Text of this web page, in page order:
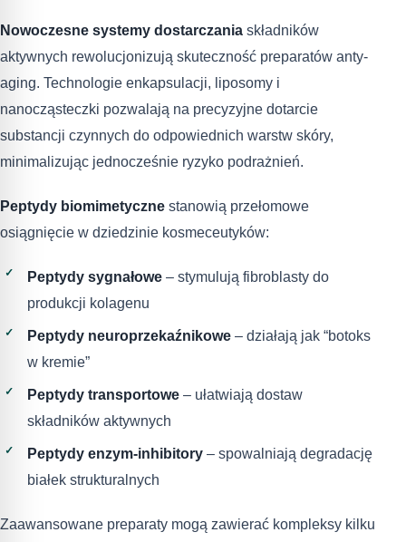
Nowoczesne systemy dostarczania składników
aktywnych rewolucjonizują skuteczność preparatów anty-
aging. Technologie enkapsulacji, liposomy i
nanocząsteczki pozwalają na precyzyjne dotarcie
substancji czynnych do odpowiednich warstw skóry,
minimalizując jednocześnie ryzyko podrażnień.
Peptydy biomimetyczne stanowią przełomowe
osiągnięcie w dziedzinie kosmeceutyków:
Peptydy sygnałowe – stymulują fibroblasty do
produkcji kolagenu
Peptydy neuroprzekaźnikowe – działają jak “botoks
w kremie”
Peptydy transportowe – ułatwiają dostaw
składników aktywnych
Peptydy enzym-inhibitory – spowalniają degradację
białek strukturalnych
Zaawansowane preparaty mogą zawierać kompleksy kilku